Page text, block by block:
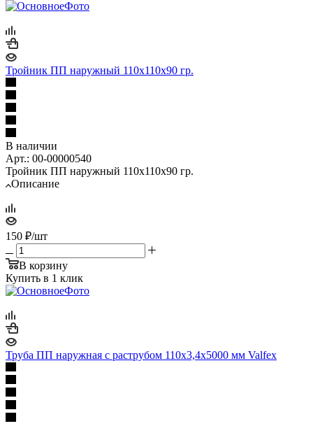
Тройник ПП наружный 110х110х90 гр.
В наличии
Арт.: 00-00000540
Тройник ПП наружный 110х110х90 гр.
Описание
150 ₽/шт
В корзину
Купить в 1 клик
Труба ПП наружная с раструбом 110х3,4х5000 мм Valfex